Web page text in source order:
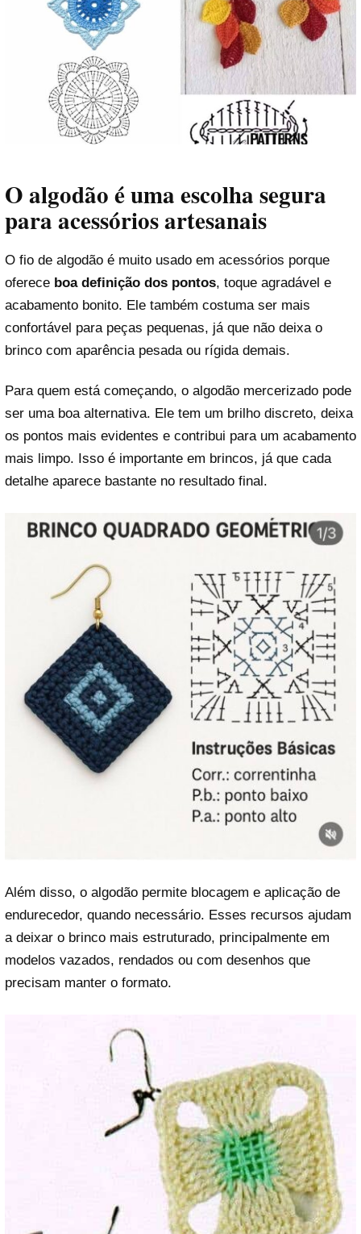
O algodão é uma escolha segura
para acessórios artesanais
O fio de algodão é muito usado em acessórios porque
oferece boa definição dos pontos, toque agradável e
acabamento bonito. Ele também costuma ser mais
confortável para peças pequenas, já que não deixa o
brinco com aparência pesada ou rígida demais.
Para quem está começando, o algodão mercerizado pode
ser uma boa alternativa. Ele tem um brilho discreto, deixa
os pontos mais evidentes e contribui para um acabamento
mais limpo. Isso é importante em brincos, já que cada
detalhe aparece bastante no resultado final.
Além disso, o algodão permite blocagem e aplicação de
endurecedor, quando necessário. Esses recursos ajudam
a deixar o brinco mais estruturado, principalmente em
modelos vazados, rendados ou com desenhos que
precisam manter o formato.